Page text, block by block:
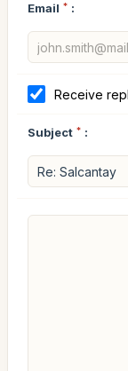
Email * :
Receive
Subject * :